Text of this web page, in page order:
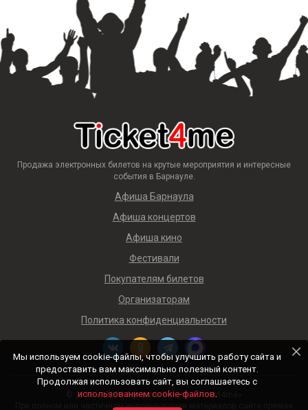
Продажа электронных билетов на крутые мероприятия и интересные
события в Барнауле.
Афиша Барнаула
Афиша концертов
Афиша кино
Фестивали
Покупателям билетов
Организаторам
Политика конфиденциальности
© 2018 — 2026 Афиша и билеты «Ticket4me»
При полном или частичном использовании материалов сайта прямая
Мы используем cookie-файлы, чтобы улучшить работу сайта и
предоставить вам максимально полезный контент.
Продолжая использовать сайт, вы соглашаетесь с
использованием cookie-файлов.